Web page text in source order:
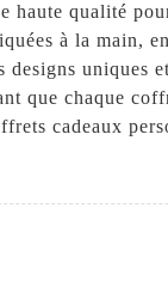
haute qualité
à la main,
uniques
que chaque
cadeaux